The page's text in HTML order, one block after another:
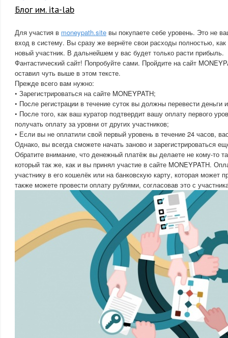
Блог им. ita-lab
Для участия в moneypath.site вы покупаете себе уровень. Это не
вход в систему. Вы сразу же вернёте свои расходы полностью,
новый участник. В дальнейшем у вас будет только расти прибыль.
Фантастический сайт! Попробуйте сами. Пройдите на сайт
оставил чуть выше в этом тексте.
Прежде всего вам нужно:
• Зарегистрироваться на сайте MONEYPATH;
• После регистрации в течение суток вы должны перевести деньги
• После того, как ваш куратор подтвердит вашу оплату первого
получать оплату за уровни от других участников;
• Если вы не оплатили свой первый уровень в течение 24 часов,
Однако, вы всегда сможете начать заново и зарегистрироваться
Обратите внимание, что денежный платёж вы делаете не кому-то
который так же, как и вы принял участие в сайте MONEYPATH.
участнику в его кошелёк или на банковскую карту, которая может
также можете провести оплату рублями, согласовав это с